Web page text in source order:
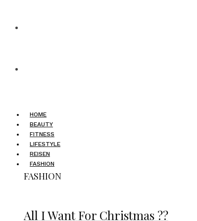
HOME
BEAUTY
FITNESS
LIFESTYLE
REISEN
FASHION
FASHION
All I Want For Christmas ??